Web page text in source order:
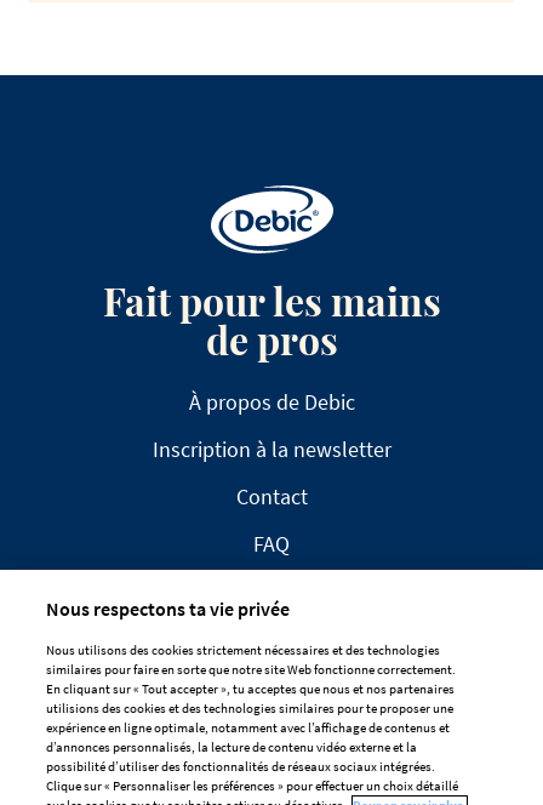
Fait pour les mains
de pros
À propos de Debic
Inscription à la newsletter
Contact
FAQ
CLAUSE DE NON-RESPONSABILITÉ
DÉCLARATION DE CONFIDENTIALITÉ
POLITIQUE EN MATIÈRE DE COOKIES
Nous respectons ta vie privée
Nous utilisons des cookies strictement nécessaires et des technologies
similaires pour faire en sorte que notre site Web fonctionne correctement.
En cliquant sur « Tout accepter », tu acceptes que nous et nos partenaires
utilisions des cookies et des technologies similaires pour te proposer une
expérience en ligne optimale, notamment avec l’affichage de contenus et
d’annonces personnalisés, la lecture de contenu vidéo externe et la
possibilité d’utiliser des fonctionnalités de réseaux sociaux intégrées.
Clique sur « Personnaliser les préférences » pour effectuer un choix détaillé